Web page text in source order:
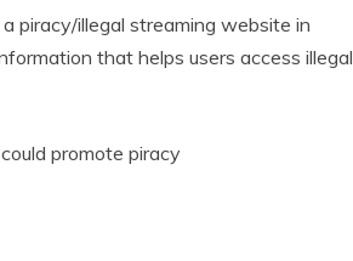
piracy/illegal streaming website in
that helps users access illegal
promote piracy